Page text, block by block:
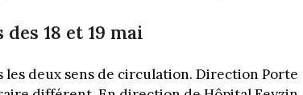
18 et 19 mai
les deux sens de circulation. Direction Porte